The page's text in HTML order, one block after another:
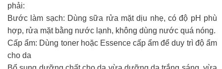
phải:
Bước làm sạch: Dùng sữa rửa mặt dịu nhẹ, có độ pH phù
hợp, rửa mặt bằng nước lạnh, không dùng nước quá nóng.
Cấp ẩm: Dùng toner hoặc Essence cấp ẩm để duy trì độ ẩm
cho da